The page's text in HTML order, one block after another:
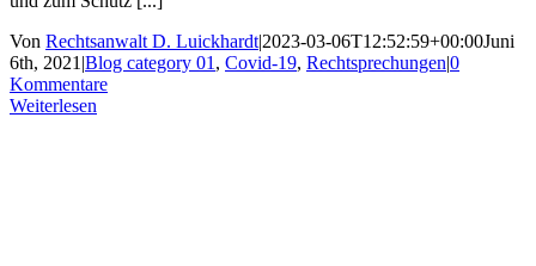
Von Rechtsanwalt D. Luickhardt|2023-03-06T12:52:59+00:00Juni
6th, 2021 |Blog category 01 , Covid-19, Rechtsprechungen|0
Kommentare
Weiterlesen